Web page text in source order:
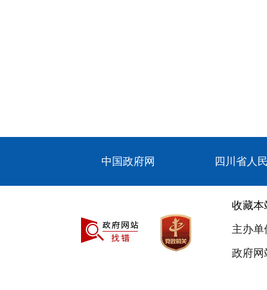
中国政府网 四川省人
收藏本
主办
政府网